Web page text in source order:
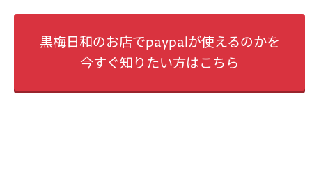
黒梅日和のお店でpaypalが使えるのかを
今すぐ知りたい方はこちら